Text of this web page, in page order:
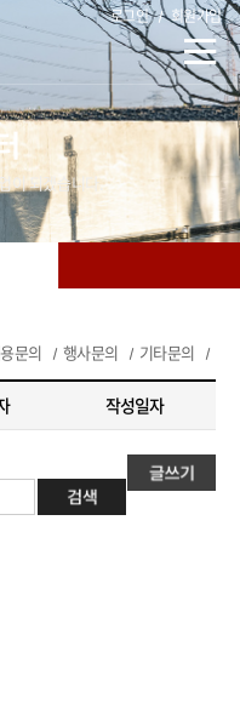
로그인 회원가입
이 되겠습니다.
문의 행사문의 기타문의
작성일자